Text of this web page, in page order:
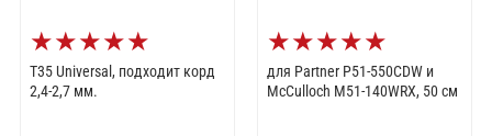
★★★★★
T35 Universal, подходит корд
2,4-2,7 мм.
★★★★★
для Partner P51-550CDW и
McCulloch M51-140WRX, 50 см